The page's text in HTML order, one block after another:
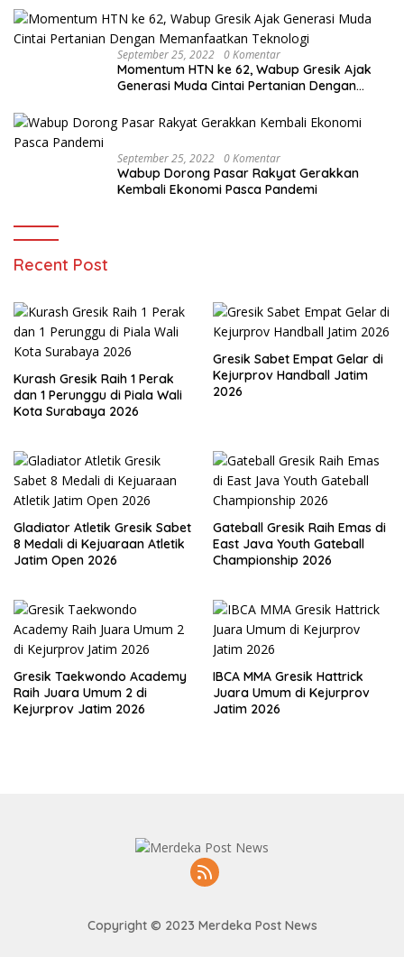
September 25, 2022 0 Komentar
Momentum HTN ke 62, Wabup Gresik Ajak
Generasi Muda Cintai Pertanian Dengan
September 25, 2022 0 Komentar
Wabup Dorong Pasar Rakyat Gerakkan
Kembali Ekonomi Pasca Pandemi
Recent Post
Kurash Gresik Raih 1 Perak
dan 1 Perunggu di Piala Wali
Kota Surabaya 2026
Gresik Sabet Empat Gelar di
Kejurprov Handball Jatim
2026
Gladiator Atletik Gresik Sabet
8 Medali di Kejuaraan Atletik
Jatim Open 2026
Gateball Gresik Raih Emas di
East Java Youth Gateball
Championship 2026
Gresik Taekwondo Academy
Raih Juara Umum 2 di
Kejurprov Jatim 2026
IBCA MMA Gresik Hattrick
Juara Umum di Kejurprov
Jatim 2026
Copyright © 2023 Merdeka Post News